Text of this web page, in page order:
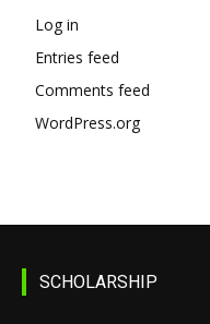
Log in
Entries feed
Comments feed
WordPress.org
SCHOLARSHIP